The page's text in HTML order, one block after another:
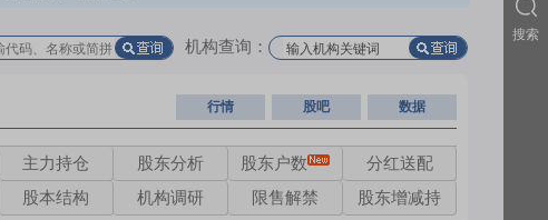
机构查询：
行情 股吧 数据
主力持仓 股东分析 股东户数
分红送配
股本结构 机构调研 限售解禁 股东增减持
搜索